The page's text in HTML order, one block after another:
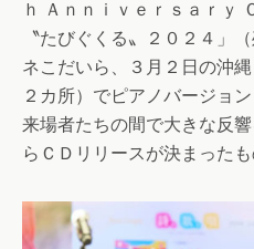
ｈ Ａｎｎｉｖｅｒｓａｒｙ
〝たびぐくる〟２０２４」
ネこだいら、３月２日の沖
２カ所）でピアノバージョ
来場者たちの間で大きな反
らＣＤリリースが決まったも